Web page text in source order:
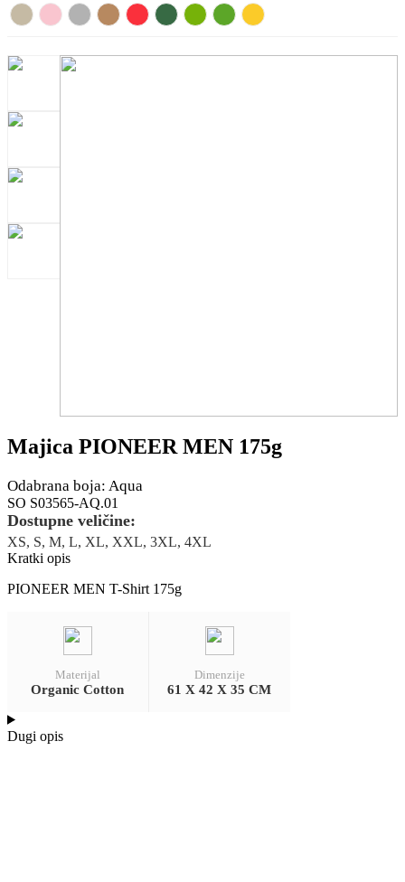
Majica PIONEER MEN 175g
Odabrana boja: Aqua
SO S03565-AQ.01
Dostupne veličine:
XS, S, M, L, XL, XXL, 3XL, 4XL
Kratki opis
PIONEER MEN T-Shirt 175g
Materijal
Organic Cotton
Dimenzije
61 X 42 X 35 CM
Dugi opis